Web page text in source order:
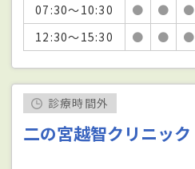
07:30～10:30
● ● ●
12:30～15:30
● ● ●
診療時間外
二の宮越智クリニック